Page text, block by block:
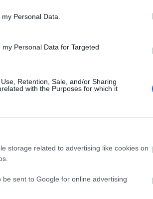
Personal Data.
Personal Data for Targeted
Retention, Sale, and/or Sharing
with the Purposes for which it
storage related to advertising like cookies on
sent to Google for online advertising
A
A
A
A
Az
Tíz
Tíz